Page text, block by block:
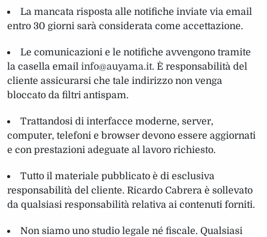
La mancata risposta alle notifiche inviate via email
entro 30 giorni sarà considerata come accettazione.
Le comunicazioni e le notifiche avvengono tramite
la casella email info@auyama.it. È responsabilità del
cliente assicurarsi che tale indirizzo non venga
bloccato da filtri antispam.
Trattandosi di interfacce moderne, server,
computer, telefoni e browser devono essere aggiornati
e con prestazioni adeguate al lavoro richiesto.
Tutto il materiale pubblicato è di esclusiva
responsabilità del cliente. Ricardo Cabrera è sollevato
da qualsiasi responsabilità relativa ai contenuti forniti.
Non siamo uno studio legale né fiscale. Qualsiasi